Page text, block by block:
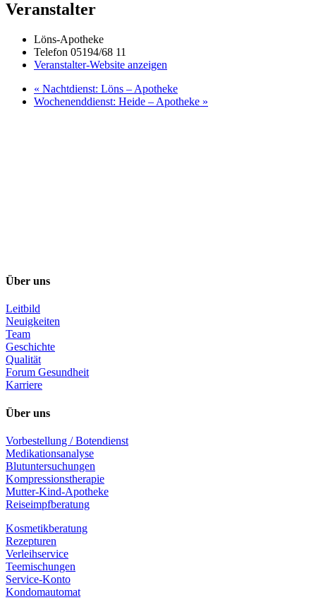
Veranstalter
Löns-Apotheke
Telefon 05194/68 11
Veranstalter-Website anzeigen
« Nachtdienst: Löns – Apotheke
Wochenenddienst: Heide – Apotheke »
Über uns
Leitbild
Neuigkeiten
Team
Geschichte
Qualität
Forum Gesundheit
Karriere
Über uns
Vorbestellung / Botendienst
Medikationsanalyse
Blutuntersuchungen
Kompressionstherapie
Mutter-Kind-Apotheke
Reiseimpfberatung
Kosmetikberatung
Rezepturen
Verleihservice
Teemischungen
Service-Konto
Kondomautomat